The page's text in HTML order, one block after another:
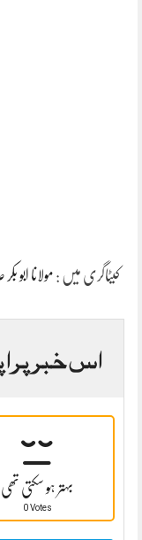
کیٹاگری میں : مولانا ابو
اس خبر پر
بہتر ہو سکتی تھی
0 Votes